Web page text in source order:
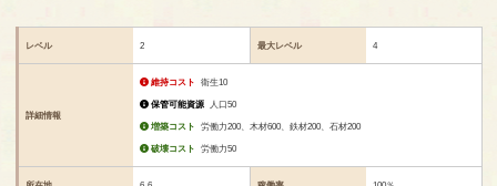
レベル 2 最大レベル 4
詳細情報
維持コスト 衛生10
保管可能資源
人口50
増築コスト 労働力200、木材600、鉄材200、石材200
破壊コスト 労働力50